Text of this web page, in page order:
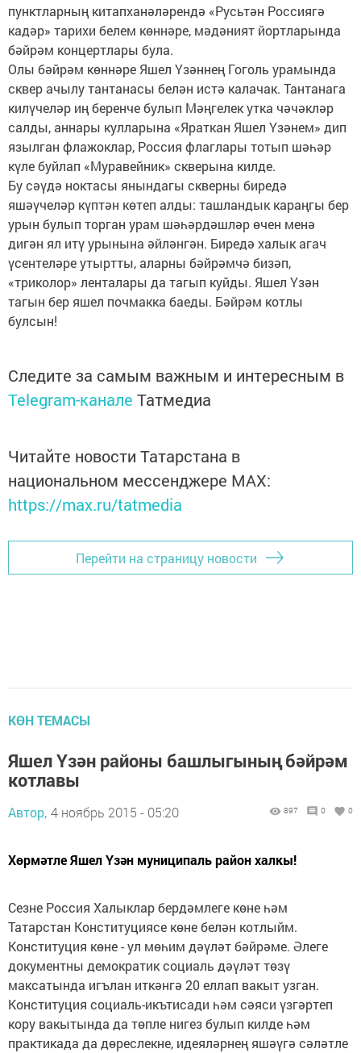
пунктларның китапханәләрендә «Русьтән Россиягә
кадәр» тарихи белем көннәре, мәдәният йортларында
бәйрәм концертлары була.
Олы бәйрәм көннәре Яшел Үзәннең Гоголь урамында
сквер ачылу тантанасы белән истә калачак. Тантанага
килүчеләр иң беренче булып Мәңгелек утка чәчәкләр
салды, аннары кулларына «Яраткан Яшел Үзәнем» дип
язылган флажоклар, Россия флаглары тотып шәһәр
күле буйлап «Муравейник» скверына килде.
Бу сәүдә ноктасы янындагы скверны биредә
яшәүчеләр күптән көтеп алды: ташландык караңгы бер
урын булып торган урам шәһәрдәшләр өчен менә
дигән ял итү урынына әйләнгән. Биредә халык агач
үсентеләре утыртты, аларны бәйрәмчә бизәп,
«триколор» ленталары да тагып куйды. Яшел Үзән
тагын бер яшел почмакка баеды. Бәйрәм котлы
булсын!
Следите за самым важным и интересным в
Telegram-канале Татмедиа
Читайте новости Татарстана в
национальном мессенджере MАХ:
https://max.ru/tatmedia
Перейти на страницу новости
КӨН ТЕМАСЫ
Яшел Үзән районы башлыгының бәйрәм
котлавы
Автор, 4 ноябрь 2015 - 05:20 897 0 0
Хөрмәтле Яшел Үзән муниципаль район халкы!
Сезне Россия Халыклар бердәмлеге көне һәм
Татарстан Конституциясе көне белән котлыйм.
Конституция көне - ул мөһим дәүләт бәйрәме. Әлеге
документны демократик социаль дәүләт төзү
максатында игълан иткәнгә 20 еллап вакыт узган.
Конституция социаль-икътисади һәм сәяси үзгәртеп
кору вакытында да төпле нигез булып килде һәм
практикада да дөреслекне, идеяләрнең яшәүгә сәләтле